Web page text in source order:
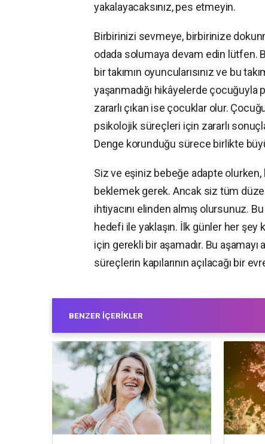
yakalayacaksınız, pes etmeyin.
Birbirinizi sevmeye, birbirinize
odada solumaya devam edin lütfen.
bir takımın oyuncularısınız ve bu
yaşanmadığı hikâyelerde çocuğuyla
zararlı çıkan ise çocuklar olur.
psikolojik süreçleri için zararlı
Denge korunduğu sürece birlikte
Siz ve eşiniz bebeğe adapte olurken,
beklemek gerek. Ancak siz tüm
ihtiyacını elinden almış olursunuz.
hedefi ile yaklaşın. İlk günler her şey
için gerekli bir aşamadır. Bu
süreçlerin kapılarının açılacağı bir
BENZER İÇERIKLER